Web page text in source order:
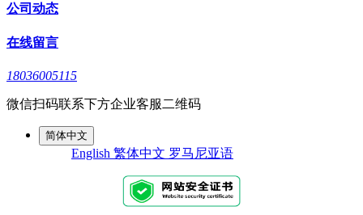
公司动态
在线留言
18036005115
微信扫码联系下方企业客服二维码
简体中文
English 繁体中文 罗马尼亚语